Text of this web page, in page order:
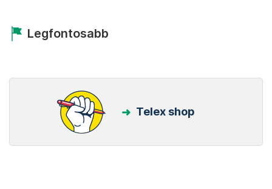
Legfontosabb
Telex shop